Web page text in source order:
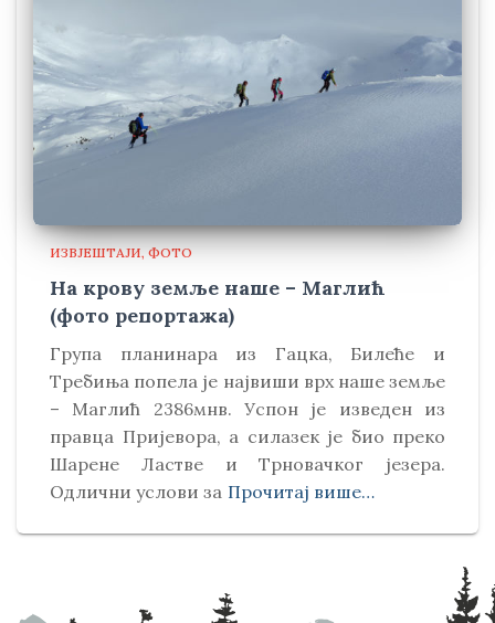
ИЗВЈЕШТАЈИ ФОТО
На крову земље наше – Маглић
(фото репортажа)
Група планинара из Гацка, Билеће и
Требиња попела је највиши врх наше земље
– Маглић 2386мнв. Успон је изведен из
правца Пријевора, а силазек је био преко
Шарене Ластве и Трновачког језера.
Одлични услови за Прочитај више…